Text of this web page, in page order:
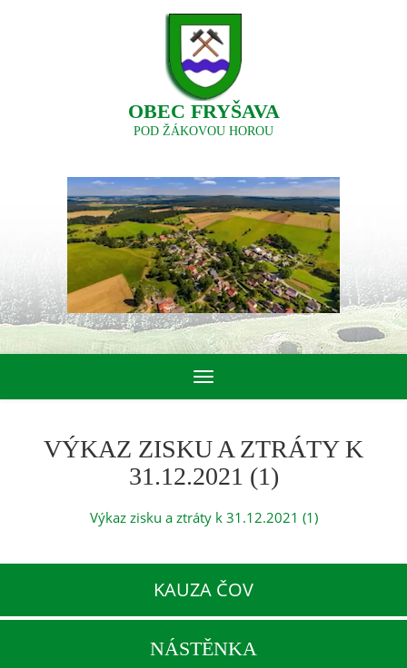
OBEC FRYŠAVA
POD ŽÁKOVOU HOROU
Toggle
navigation
VÝKAZ ZISKU A ZTRÁTY K
31.12.2021 (1)
Výkaz zisku a ztráty k 31.12.2021 (1)
KAUZA ČOV
NÁSTĚNKA